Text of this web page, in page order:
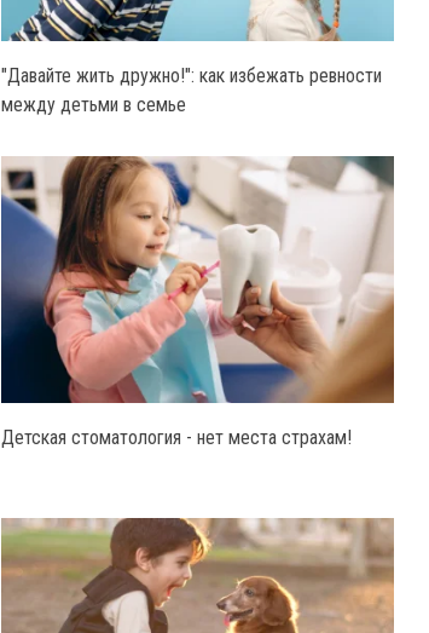
"Давайте жить дружно!": как избежать ревности
между детьми в семье
Детская стоматология - нет места страхам!